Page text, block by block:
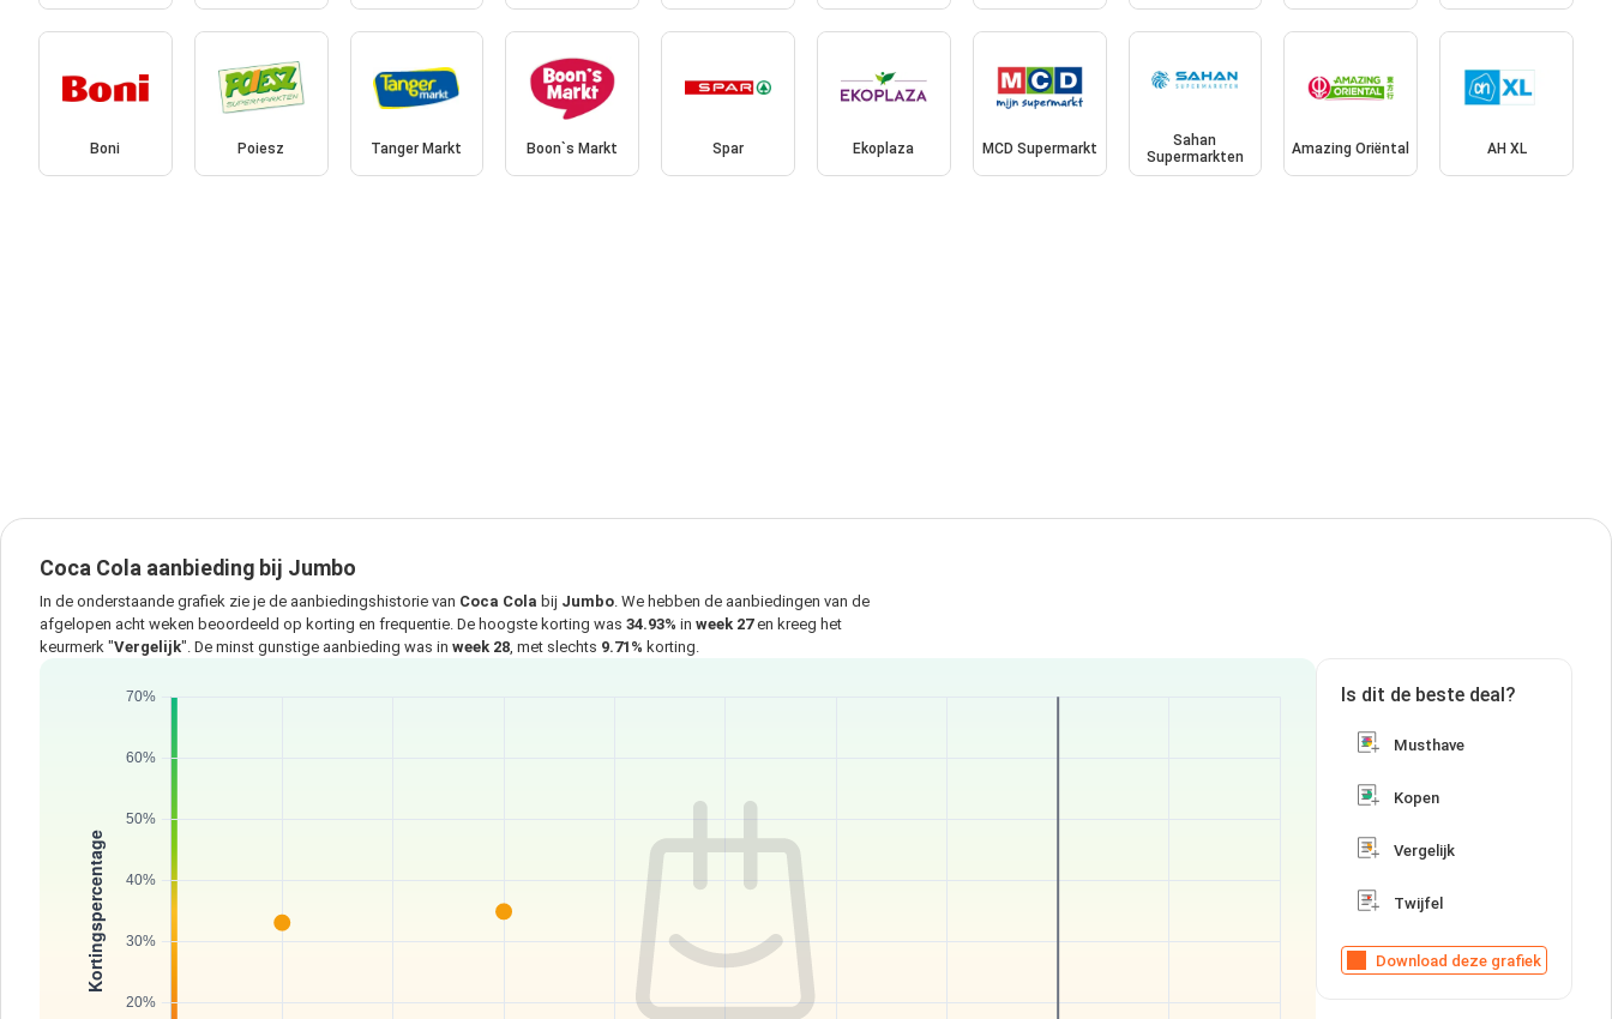
Boni Poiesz Tanger Markt Boon`s Markt Spar Ekoplaza MCD Supermarkt
Sahan
Supermarkten
Amazing Oriëntal AH XL
Coca Cola aanbieding bij Jumbo
In de onderstaande grafiek zie je de aanbiedingshistorie van Coca Cola bij Jumbo. We hebben de aanbiedingen van de
afgelopen acht weken beoordeeld op korting en frequentie. De hoogste korting was 34.93% in week 27en kreeg het
keurmerk "Vergelijk". De minst gunstige aanbieding was in week 28, met slechts 9.71% korting.
Is dit de beste deal?
Musthave
Kopen
Vergelijk
Twijfel
Download deze grafiek